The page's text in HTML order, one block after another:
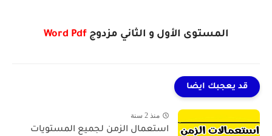
المستوى الأول و الثاني مزدوج Word Pdf
قد يعجبك ايضا
منذ 2 سنة
استعمال الزمن لجميع المستويات